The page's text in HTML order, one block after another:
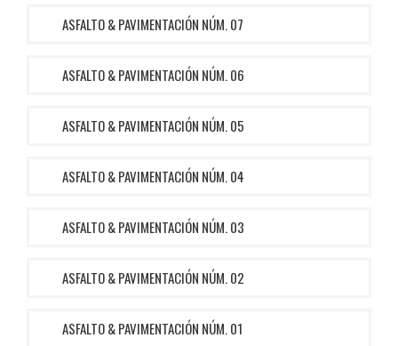
ASFALTO & PAVIMENTACIÓN NÚM. 07
ASFALTO & PAVIMENTACIÓN NÚM. 06
ASFALTO & PAVIMENTACIÓN NÚM. 05
ASFALTO & PAVIMENTACIÓN NÚM. 04
ASFALTO & PAVIMENTACIÓN NÚM. 03
ASFALTO & PAVIMENTACIÓN NÚM. 02
ASFALTO & PAVIMENTACIÓN NÚM. 01